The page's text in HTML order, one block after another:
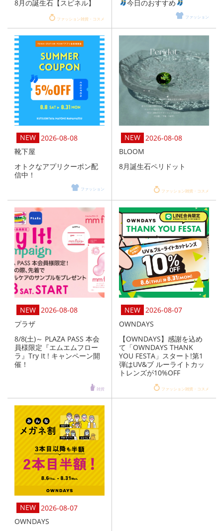
8月の誕生石【スピネル】
ファッション雑貨・コスメ
今日のおすすめ
ファッション
2026-08-08
靴下屋
オトクなアプリクーポン配
信中！
ファッション
2026-08-08
BLOOM
8月誕生石ペリドット
ファッション雑貨・コスメ
2026-08-08
プラザ
8/8(土)～ PLAZA PASS 本会
員様限定『エムエムフロー
ラ』Try It ! キャンペーン開
催！
雑貨
2026-08-07
OWNDAYS
【OWNDAYS】感謝を込め
て「OWNDAYS THANK
YOU FESTA」スタート!第1
弾はUV&ブ ルーライトカッ
トレンズが10%OFF
ファッション雑貨・コスメ
2026-08-07
OWNDAYS